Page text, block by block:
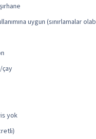
uygun (sınırlamalar
çay
yok